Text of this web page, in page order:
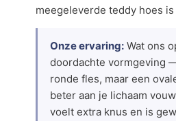
meegeleverde teddy hoes
Onze ervaring: Wat ons
doordachte vormgeving
ronde fles, maar een
beter aan je lichaam
voelt extra knus en is